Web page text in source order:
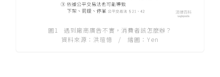
圖1 遇到廠商廣告不實，消費者該怎麼辦？
資料來源：洪瑄憶 / 繪圖：Yen